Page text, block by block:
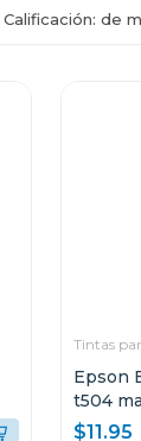
Calificación: de
Tintas
Epson
t504
$11.95